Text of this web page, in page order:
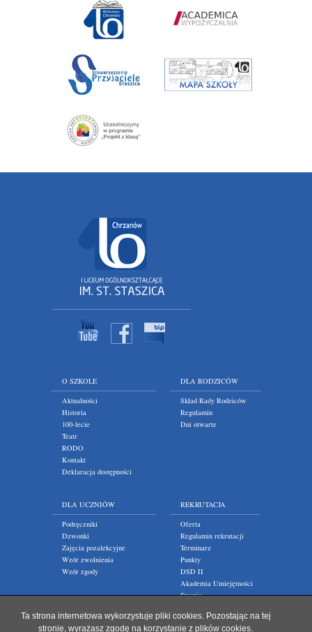
O SZKOLE
Aktualności
Historia
100-lecie
Teatr
RODO
Kontakt
Deklaracja dostępności
DLA RODZICÓW
Skład Rady Rodziców
Regulamin
Dni otwarte
DLA UCZNIÓW
Podręczniki
Dzwonki
Zajęcia pozalekcyjne
Wzór zwolnienia
Wzór zgody
REKRUTACJA
Oferta
Regulamin rekrutacji
Terminarz
Punkty
DSD II
Akademia Umiejętności
Staszic
Ta strona internetowa wykorzystuje pliki cookies. Pozostając na tej
stronie, wyrażasz zgodę na korzystanie z plików cookies.